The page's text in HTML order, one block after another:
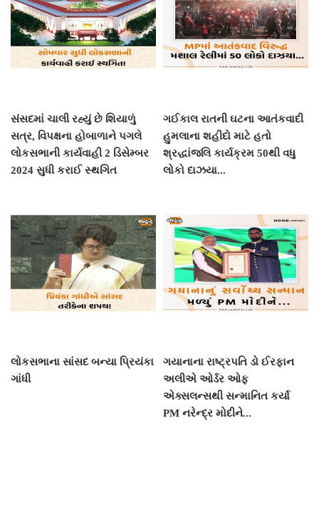
સંસદમાં ચાલી રહ્યું છે શિયાળું
સત્ર, વિપક્ષના હોબાળાને પગલે
લોકસભાની કાર્યવાહી 2 ડિસેમ્બર
2024 સુધી કરાઈ સ્થગિત
ગઈકાલ રાતની ઘટના આતંકવાદી
હુમલાના શહીદો માટે હતો
શ્રદ્ધાંજલિ કાર્યક્રમ 50થી વધુ
લોકો દાઝયા...
લોકસભાના સાંસદ બન્યા પ્રિયંકા
ગાંધી
ગયાનાના રાષ્ટ્રપતિ ડો ઈરફાન
અલીએ ઓર્ડર ઓફ
એક્સલન્સથી સન્માનિત કર્યા
PM નરેન્દ્ર મોદીને...